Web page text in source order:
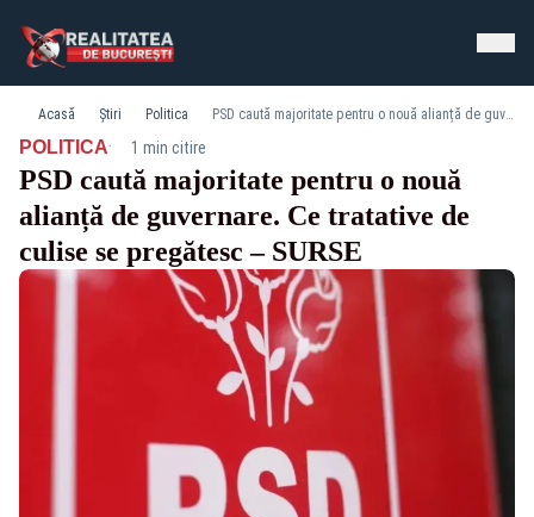
Acasă Știri Politica PSD caută majoritate pentru o nouă alianță de guvernare. Ce tratative de culise se pregătesc – SURSE
POLITICA· 1 min citire
PSD caută majoritate pentru o nouă
alianță de guvernare. Ce tratative de
culise se pregătesc – SURSE